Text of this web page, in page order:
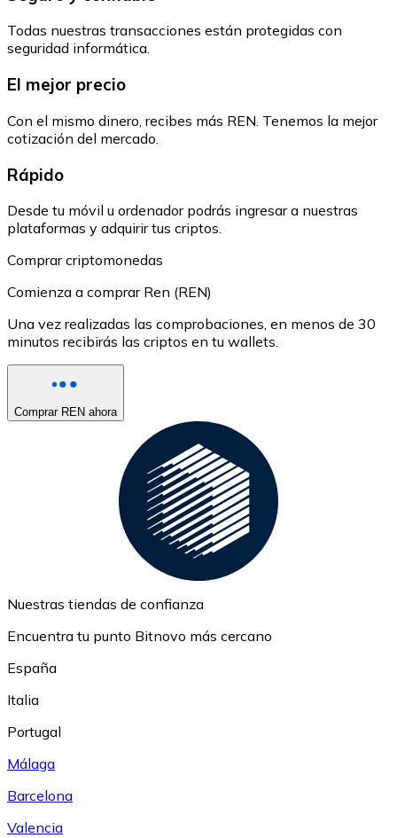
Todas nuestras transacciones están protegidas con
seguridad informática.
El mejor precio
Con el mismo dinero, recibes más REN. Tenemos la mejor
cotización del mercado.
Rápido
Desde tu móvil u ordenador podrás ingresar a nuestras
plataformas y adquirir tus criptos.
Comprar criptomonedas
Comienza a comprar Ren (REN)
Una vez realizadas las comprobaciones, en menos de 30
minutos recibirás las criptos en tu wallets.
Comprar REN ahora
Nuestras tiendas de confianza
Encuentra tu punto Bitnovo más cercano
España
Italia
Portugal
Málaga
Barcelona
Valencia